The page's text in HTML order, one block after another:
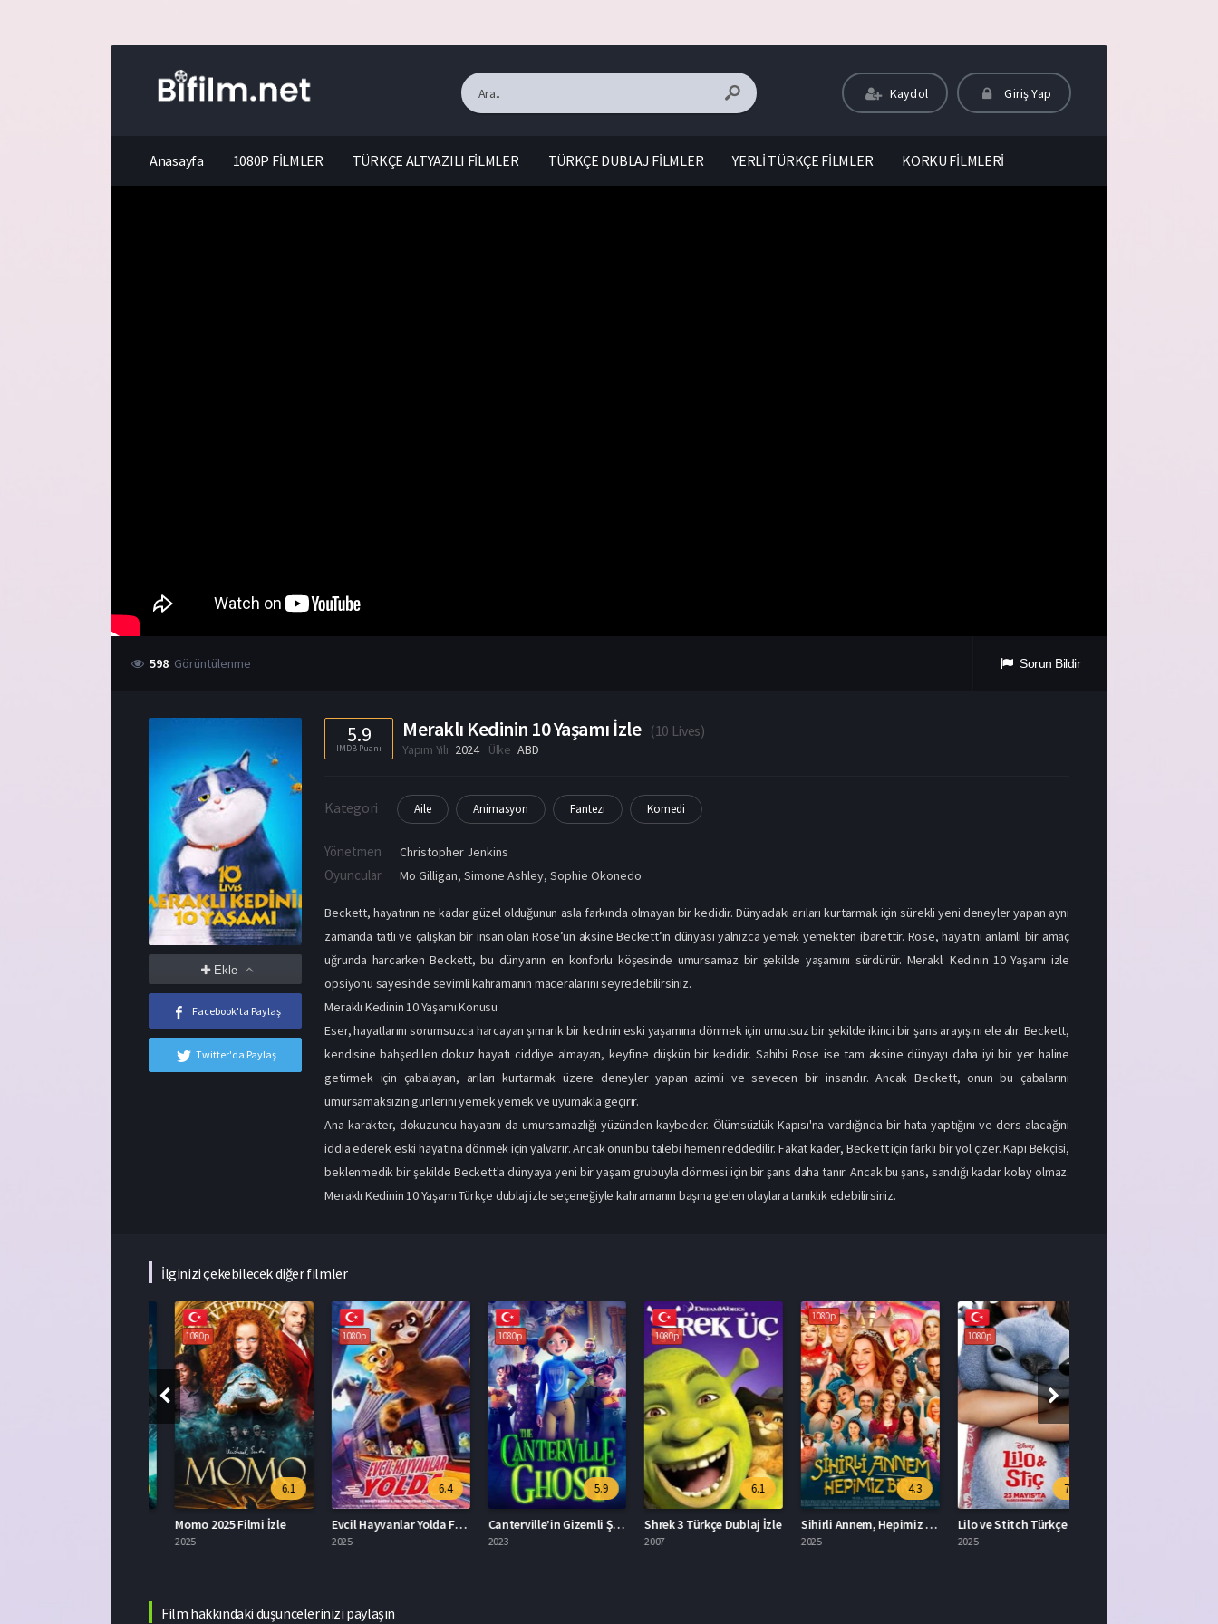
Kaydol Giriş Yap
Anasayfa 1080P FİLMLER TÜRKÇE ALTYAZILI FİLMLER TÜRKÇE DUBLAJ FİLMLER YERLİ TÜRKÇE FİLMLER KORKU FİLMLERİ
598 Görüntülenme Sorun Bildir
Ekle
Facebook'ta Paylaş
Twitter'da Paylaş
5.9
IMDB Puanı
Meraklı Kedinin 10 Yaşamı İzle (10 Lives)
Yapım Yılı 2024 Ülke ABD
Kategori Aile Animasyon Fantezi Komedi
Yönetmen Christopher Jenkins
Oyuncular Mo Gilligan,Simone Ashley,Sophie Okonedo
Beckett, hayatının ne kadar güzel olduğunun asla farkında olmayan bir kedidir. Dünyadaki arıları kurtarmak için sürekli yeni deneyler yapan aynı
zamanda tatlı ve çalışkan bir insan olan Rose’un aksine Beckett’ın dünyası yalnızca yemek yemekten ibarettir. Rose, hayatını anlamlı bir amaç
uğrunda harcarken Beckett, bu dünyanın en konforlu köşesinde umursamaz bir şekilde yaşamını sürdürür. Meraklı Kedinin 10 Yaşamı izle
opsiyonu sayesinde sevimli kahramanın maceralarını seyredebilirsiniz.
Meraklı Kedinin 10 Yaşamı Konusu
Eser, hayatlarını sorumsuzca harcayan şımarık bir kedinin eski yaşamına dönmek için umutsuz bir şekilde ikinci bir şans arayışını ele alır. Beckett,
kendisine bahşedilen dokuz hayatı ciddiye almayan, keyfine düşkün bir kedidir. Sahibi Rose ise tam aksine dünyayı daha iyi bir yer haline
getirmek için çabalayan, arıları kurtarmak üzere deneyler yapan azimli ve sevecen bir insandır. Ancak Beckett, onun bu çabalarını
umursamaksızın günlerini yemek yemek ve uyumakla geçirir.
Ana karakter, dokuzuncu hayatını da umursamazlığı yüzünden kaybeder. Ölümsüzlük Kapısı'na vardığında bir hata yaptığını ve ders alacağını
iddia ederek eski hayatına dönmek için yalvarır. Ancak onun bu talebi hemen reddedilir. Fakat kader, Beckett için farklı bir yol çizer. Kapı Bekçisi,
beklenmedik bir şekilde Beckett'a dünyaya yeni bir yaşam grubuyla dönmesi için bir şans daha tanır. Ancak bu şans, sandığı kadar kolay olmaz.
Meraklı Kedinin 10 Yaşamı Türkçe dublaj izle seçeneğiyle kahramanın başına gelen olaylara tanıklık edebilirsiniz.
İlginizi çekebilecek diğer filmler
1080p
6.1
Momo 2025 Filmi İzle
1080p
6.4
Evcil Hayvanlar Yolda Full İzle
1080p
5.9
Canterville’in Gizemli Şatosu Türkçe Dublaj İzle
1080p
6.1
Shrek 3 Türkçe Dublaj İzle
1080p
4.3
Sihirli Annem, Hepimiz Biriz Full HD İzle
1080p
7.3
Lilo ve Stitch Türkçe Dublaj İzle
Film hakkındaki düşüncelerinizi paylaşın